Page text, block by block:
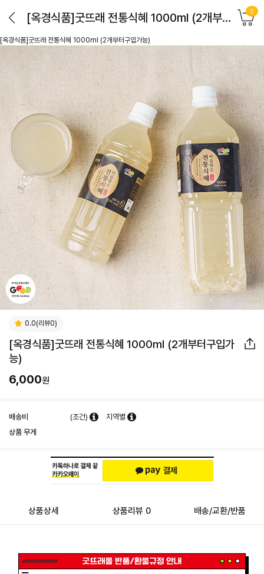
[옥경식품]굿뜨래 전통식혜 1000ml (2개부터구입가능) 0
[옥경식품]굿뜨래 전통식혜 1000ml (2개부터구입가능)
0.0(리뷰0)
[옥경식품]굿뜨래 전통식혜 1000ml (2개부터구입가
능)
6,000원
배송비 (조건)
지역별
상품 무게
상품상세 상품리뷰 0 배송/교환/반품